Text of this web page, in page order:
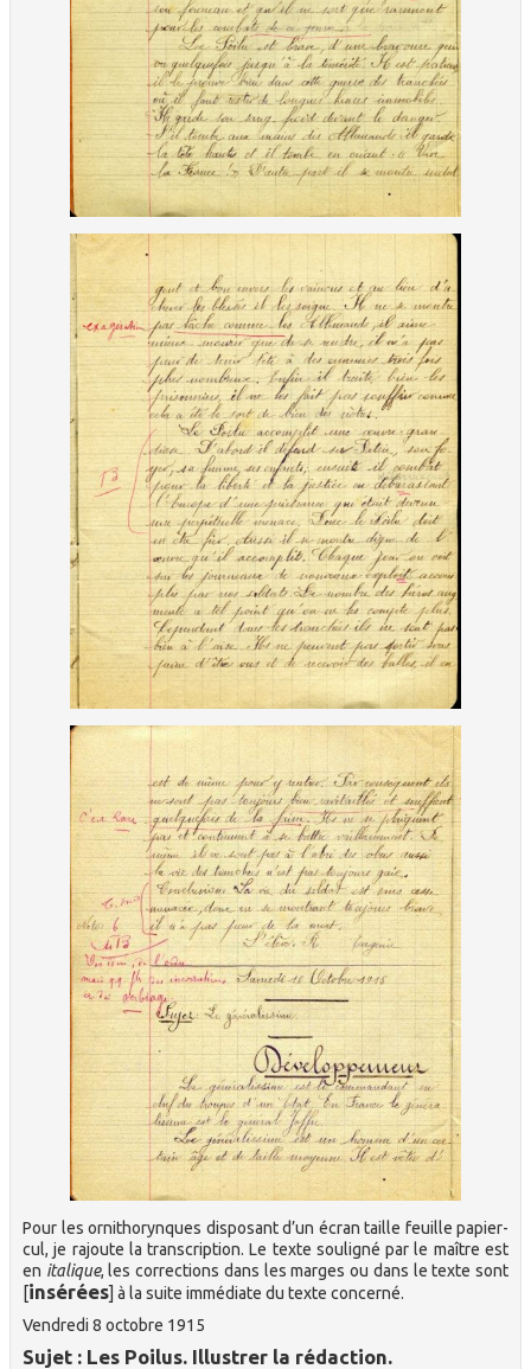
Pour les ornithorynques disposant d’un écran taille feuille papier-
cul, je rajoute la transcription. Le texte souligné par le maître est
en italique, les corrections dans les marges ou dans le texte sont
[insérées] à la suite immédiate du texte concerné.
Vendredi 8 octobre 1915
Sujet : Les Poilus. Illustrer la rédaction.